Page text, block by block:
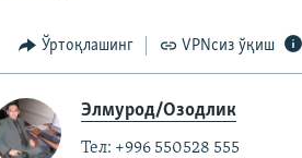
Ўртоқлашинг VPNсиз ўқиш
Элмурод/Озодлик
Тел: +996 550528 555